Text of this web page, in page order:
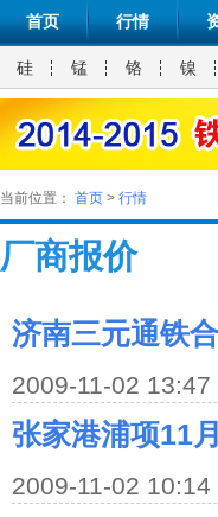
首页 行情
硅 锰 铬 镍
当前位置： 首页 > 行情
厂商报价
济南三元通铁
2009-11-02 13:47
张家港浦项11
2009-11-02 10:14